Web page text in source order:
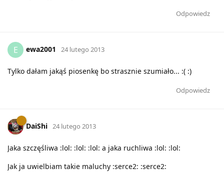
Odpowiedz
E ewa2001 24 lutego 2013
Tylko dałam jakąś piosenkę bo strasznie szumiało... :( :)
Odpowiedz
DaiShi 24 lutego 2013
Jaka szczęśliwa :lol: :lol: :lol: a jaka ruchliwa :lol: :lol:
Jak ja uwielbiam takie maluchy :serce2: :serce2: